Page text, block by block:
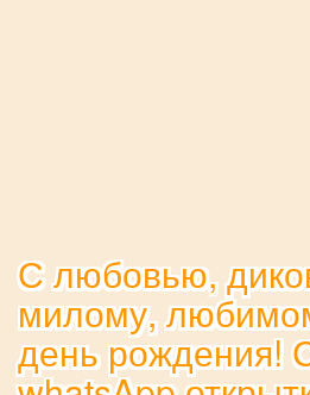
С любовью,
милому,
день рождения!